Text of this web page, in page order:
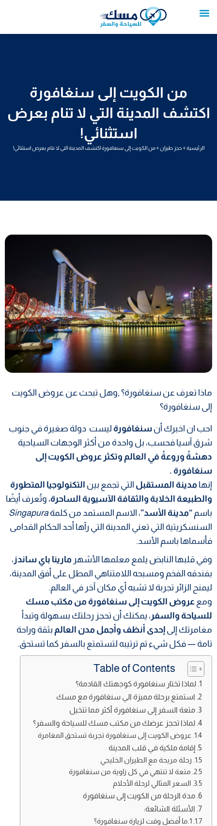
إلى
من الكويت إلى سنغافورة
اكتشف المدينة التي لا تنام بعرض
استثنائي!
الرئيسية» حجز طيران»من الكويت إلى سنغافورة اكتشف المدينة التي لا تنام بعرض استثنائي!
ماذا تعرف عن سنغافورة؟ ,وهل تبحث عن عروض الكويت
إلى سنغافورة؟
احب ان اخبرك أن سنغافورة ليست دولة صغيرة في جنوب
شرق آسيا فحسب، بل واحدة من أكثر الوجهات السياحية
دهشةً وروعةً في العالم وتكثر عروض الكويت إلى
سنغافورة .
إنها مدينة المستقبل التي تجمع بين التكنولوجيا المتطورة
والطبيعة الخلابة والثقافة الآسيوية الساحرة، وتُعرف أيضًا
باسم “مدينة الأسد”، الاسم المستمد من كلمةSingapura
السنسكريتية التي تعني المدينة التي رآها أحد الحكام القدامى
فأسماها باسم الأسد.
وفي قلبها النابض يلمع معلمها الأشهر مارينا باي ساندز ،
بفندقه الفخم ومسبحه اللامتناهي المطل على أفق المدينة،
ليمنح الزائر تجربة لا تشبه أي مكان آخر في العالم.
ومع عروض الكويت إلى سنغافورة من مكتب مسك
للسياحة والسفر ، يمكنك أن تحجز رحلتك بسهولة وتبدأ
مغامرتك إلى إحدى أنظف وأجمل مدن العالم بثقة وراحة
تامة — فكل شيء تم ترتيبه لتستمتع بالسفر كما تستحق.
Table of Contents
لماذا تختار سنغافورة كوجهتك القادمة؟
استمتع برحلة مميزة الي سنغافورة مع مسك
متعة السفر إلى سنغافورة أكثر مما تتخيل
لماذا تحجز عرضك من مكتب مسك للسياحة والسفر؟
عروض الكويت إلى سنغافورة تجربة تستحق المغامرة
إقامة ملكية في قلب المدينة
رحلة مريحة مع الطيران الخليجي
متعة لا تنتهي في كل زاوية من سنغافورة
السعر المثالي لرحلة الأحلام
مدة الرحلة من الكويت إلى سنغافورة
الأسئلة الشائعة:
1.ما أفضل وقت لزيارة سنغافورة؟